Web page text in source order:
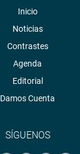
Inicio
Noticias
Contrastes
Agenda
Editorial
Damos Cuenta
SÍGUENOS